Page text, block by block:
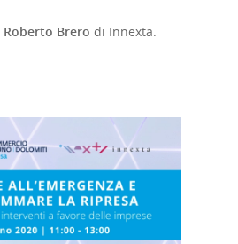
Roberto Brero di Innexta.